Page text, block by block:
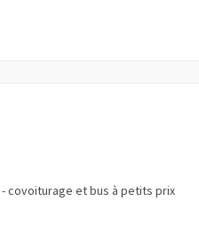
- covoiturage et bus à petits prix